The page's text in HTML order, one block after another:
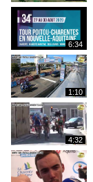
6:34
1:10
4:32